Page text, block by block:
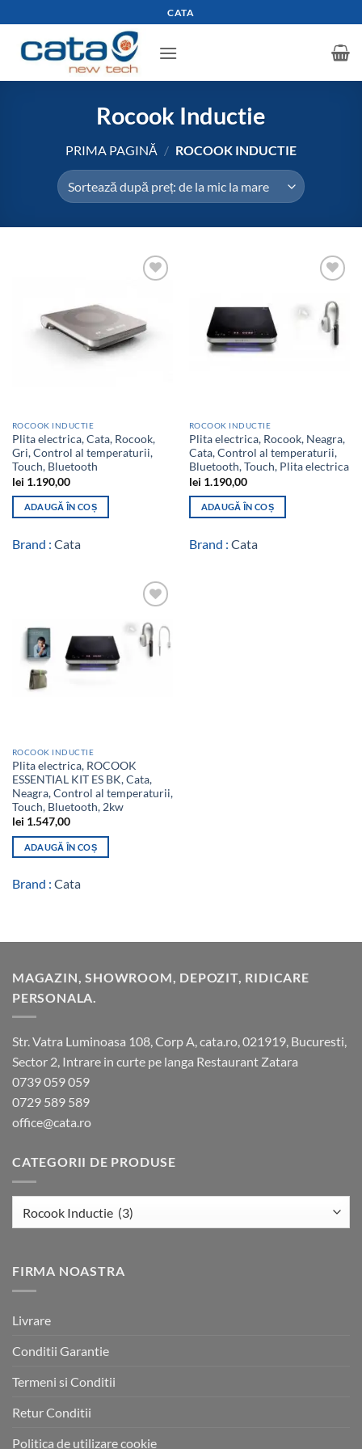
to
content
CATA
Rocook Inductie
PRIMA PAGINĂ / ROCOOK INDUCTIE
ROCOOK INDUCTIE
Plita electrica, Cata, Rocook,
Gri, Control al temperaturii,
Touch, Bluetooth
lei 1.190,00
ADAUGĂ ÎN COȘ
Brand : Cata
wishlist
ROCOOK INDUCTIE
Plita electrica, Rocook, Neagra,
Cata, Control al temperaturii,
Bluetooth, Touch, Plita electrica
lei 1.190,00
ADAUGĂ ÎN COȘ
Brand : Cata
wishlist
ROCOOK INDUCTIE
Plita electrica, ROCOOK
ESSENTIAL KIT ES BK, Cata,
Neagra, Control al temperaturii,
Touch, Bluetooth, 2kw
lei 1.547,00
ADAUGĂ ÎN COȘ
Brand : Cata
MAGAZIN, SHOWROOM, DEPOZIT, RIDICARE
PERSONALA.
Str. Vatra Luminoasa 108, Corp A, cata.ro, 021919, Bucuresti,
Sector 2, Intrare in curte pe langa Restaurant Zatara
0739 059 059
0729 589 589
office@cata.ro
CATEGORII DE PRODUSE
FIRMA NOASTRA
Livrare
Conditii Garantie
Termeni si Conditii
Retur Conditii
Politica de utilizare cookie